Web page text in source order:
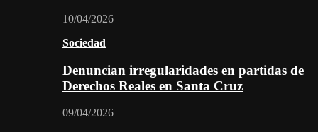
10/04/2026
Sociedad
Denuncian irregularidades en partidas de
Derechos Reales en Santa Cruz
09/04/2026